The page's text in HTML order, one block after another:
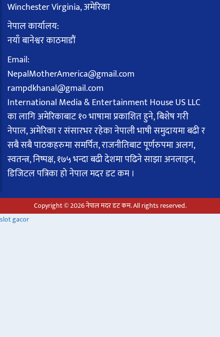
Winchester Virginia, अमेरिका
नेपाल कार्यालय:
नयाँ बानेश्वर काठमाडौं
Email:
NepalMotherAmerica@gmail.com
rampdkhanal@gmail.com
International Media & Entertainment House US LLC
का लागि अमेरिकाबाट १० भाषामा प्रकाशित हुने, बिशेष गरी
नेपाल, अमेरिका र संसारभर रहेका नेपाली भाषी समुदायमा बढी र
सबै सबै पाठकहरुमा समर्पित, राजनीतिबाट पूर्णरुपमा अलग,
स्वतन्त्र, निष्पक्ष, १७५ भन्दा बढी देशमा पढिने साझा अनलाइन,
डिजिटल पत्रिका हो नेपाल मदर डट कम ।
Copyright © 2026 नेपाल मदर डट कम. All rights reserved.
slot gacor